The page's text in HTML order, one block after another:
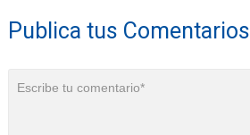
Publica tus Comentarios